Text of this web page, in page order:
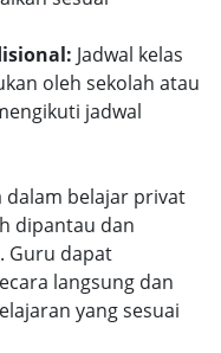
Jadwal kelas
oleh sekolah atau
jadwal
dalam belajar privat
dipantau dan
Guru dapat
langsung dan
yang sesuai